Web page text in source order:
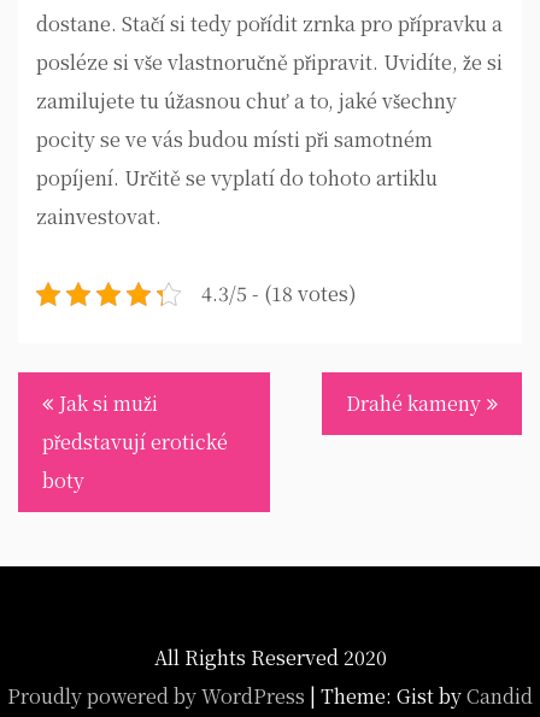
dostane. Stačí si tedy pořídit zrnka pro přípravku a
posléze si vše vlastnoručně připravit. Uvidíte, že si
zamilujete tu úžasnou chuť a to, jaké všechny
pocity se ve vás budou místi při samotném
popíjení. Určitě se vyplatí do tohoto artiklu
zainvestovat.
4.3/5 - (18 votes)
Navigace
pro
příspěvek
Jak si muži
představují erotické
boty
Drahé kameny
All Rights Reserved 2020
Proudly powered by WordPress | Theme: Gist byCandid